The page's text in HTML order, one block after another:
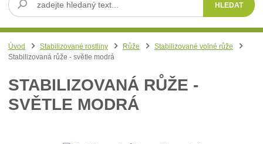
HLEDAT
Úvod Stabilizované rostliny Růže
Stabilizované volné růže
Stabilizovaná růže - světle modrá
STABILIZOVANÁ RŮŽE -
SVĚTLE MODRÁ